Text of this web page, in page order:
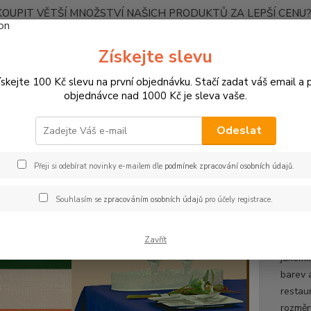
VĚTŠÍ MNOŽSTVÍ NAŠICH PRODUKTŮ ZA LEPŠÍ
Hledat
ubrus 38x180cm - modrý
barev
Získejte slevu
100 Kč slevu na první objednávku. Stačí zadat váš email a
objednávce nad 1000 Kč je sleva vaše.
Odeslat
Přeji si odebírat novinky e-mailem dle podmínek zpracování osobních údajů.
Souhlasím se zpracováním osobních údajůpro účely registrace.
Zavřít